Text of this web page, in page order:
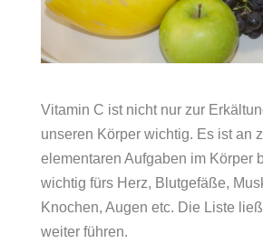
Vitamin C ist nicht nur zur
unseren Körper wichtig. Es ist an
elementaren Aufgaben im Körper
wichtig fürs Herz, Blutgefäße,
Knochen, Augen etc. Die Liste
weiter führen.